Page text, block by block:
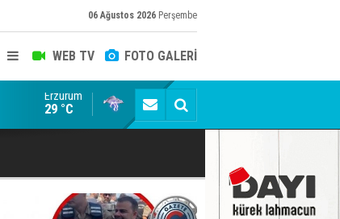
06 Ağustos 2026 Perşembe
WEB TV FOTO GALERİ
Belediyede rüşvet skandalının görüntüleri ortaya
Erzurum
29 °C